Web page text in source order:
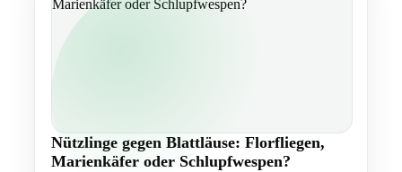
Nützlinge gegen Blattläuse: Florfliegen,
Marienkäfer oder Schlupfwespen?